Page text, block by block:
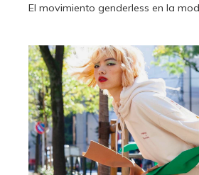
El movimiento genderless en la